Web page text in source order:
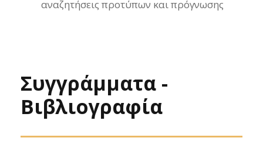
αναζητήσεις προτύπων και πρόγνωσης
Συγγράμματα -
Βιβλιογραφία